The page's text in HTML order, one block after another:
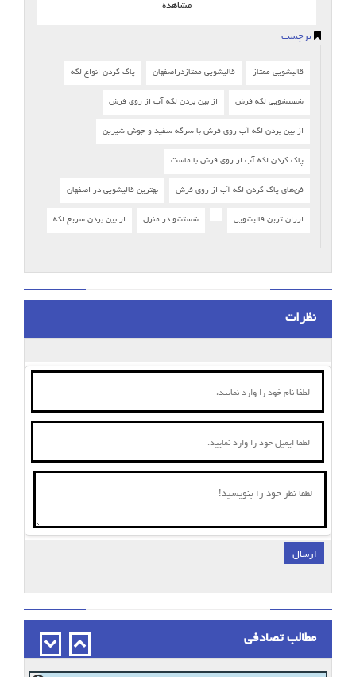
مشاهده
برچسب
قالیشویی ممتاز قالیشویی ممتازدراصفهان پاک کردن انواع لکه
شستشویی لکه فرش از بین بردن لکه آب از روی فرش
از بین بردن لکه آب روی فرش با سرکه سفید و جوش شیرین
پاك كردن لكه آب از روي فرش با ماست
فن‌های پاک کردن لکه آب از روی فرش بهترین قالیشویی در اصفهان
ارزان ترین قالیشویی شستشو در منزل از بین بردن سریع لکه
نظرات
ارسال
مطالب تصادفی